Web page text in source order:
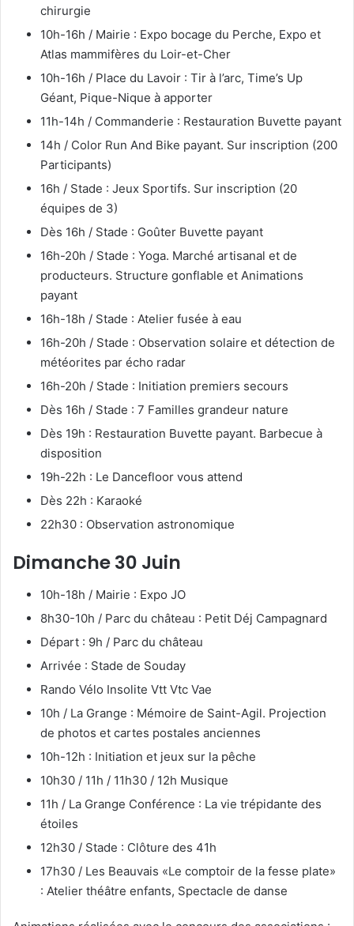
chirurgie
10h-16h / Mairie : Expo bocage du Perche, Expo et
Atlas mammifères du Loir-et-Cher
10h-16h / Place du Lavoir : Tir à l’arc, Time’s Up
Géant, Pique-Nique à apporter
11h-14h / Commanderie : Restauration Buvette payant
14h / Color Run And Bike payant. Sur inscription (200
Participants)
16h / Stade : Jeux Sportifs. Sur inscription (20
équipes de 3)
Dès 16h / Stade : Goûter Buvette payant
16h-20h / Stade : Yoga. Marché artisanal et de
producteurs. Structure gonflable et Animations
payant
16h-18h / Stade : Atelier fusée à eau
16h-20h / Stade : Observation solaire et détection de
météorites par écho radar
16h-20h / Stade : Initiation premiers secours
Dès 16h / Stade : 7 Familles grandeur nature
Dès 19h : Restauration Buvette payant. Barbecue à
disposition
19h-22h : Le Dancefloor vous attend
Dès 22h : Karaoké
22h30 : Observation astronomique
Dimanche 30 Juin
10h-18h / Mairie : Expo JO
8h30-10h / Parc du château : Petit Déj Campagnard
Départ : 9h / Parc du château
Arrivée : Stade de Souday
Rando Vélo Insolite Vtt Vtc Vae
10h / La Grange : Mémoire de Saint-Agil. Projection
de photos et cartes postales anciennes
10h-12h : Initiation et jeux sur la pêche
10h30 / 11h / 11h30 / 12h Musique
11h / La Grange Conférence : La vie trépidante des
étoiles
12h30 / Stade : Clôture des 41h
17h30 / Les Beauvais «Le comptoir de la fesse plate»
: Atelier théâtre enfants, Spectacle de danse